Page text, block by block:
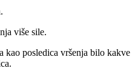
više sile.
kao posledica vršenja bilo kakve